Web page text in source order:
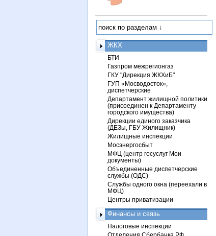
ЖКХ
БТИ
Газпром межрегионгаз
ГКУ "Дирекция ЖКХиБ"
ГУП «Мосводосток»,
диспетчерские
Департамент жилищной политики
(присоединен к Департаменту
городского имущества)
Дирекции единого заказчика
(ДЕЗы, ГБУ Жилищник)
Жилищные инспекции
Мосэнергосбыт
МФЦ (центр госуслуг Мои
документы)
Объединенные диспетчерские
службы (ОДС)
Службы одного окна (переехали в
МФЦ)
Центры приватизации
Финансы и связь
Налоговые инспекции